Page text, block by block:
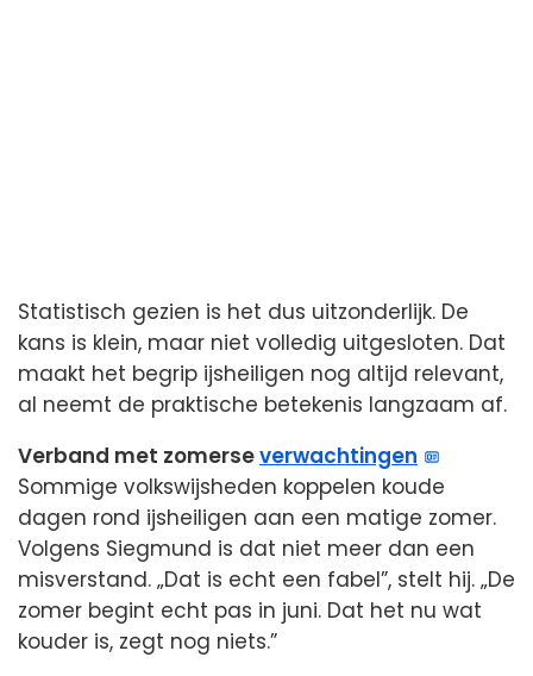
Statistisch gezien is het dus uitzonderlijk. De
kans is klein, maar niet volledig uitgesloten. Dat
maakt het begrip ijsheiligen nog altijd relevant,
al neemt de praktische betekenis langzaam af.
Verband met zomerseverwachtingen
Sommige volkswijsheden koppelen koude
dagen rond ijsheiligen aan een matige zomer.
Volgens Siegmund is dat niet meer dan een
misverstand. „Dat is echt een fabel”, stelt hij. „De
zomer begint echt pas in juni. Dat het nu wat
kouder is, zegt nog niets.”